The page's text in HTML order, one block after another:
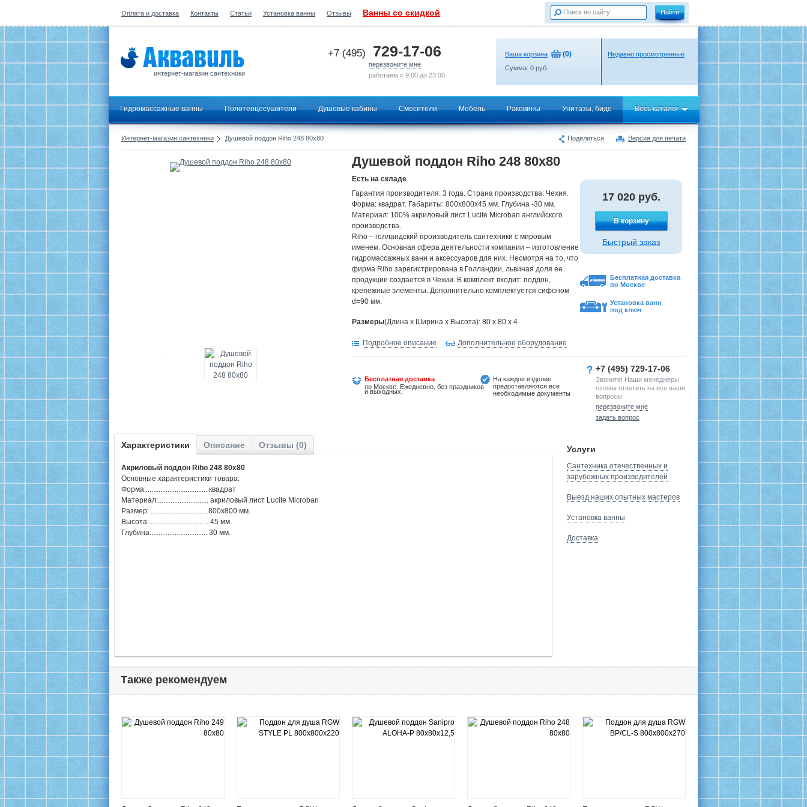
Оплата и доставка Контакты Статьи Установка ванны Отзывы Ванны со скидкой
интернет-магазин сантехники
+7 (495) 729-17-06
перезвоните мне
работаем с 9:00 до 23:00
Ваша корзина (0)
Сумма: 0 руб.
Недавно просмотренные
Гидромассажные ванны Полотенцесушители Душевые кабины Смесители Мебель Раковины Унитазы, биде Весь каталог
Поделиться Версия для печати
Интернет-магазин сантехники Душевой поддон Riho 248 80x80
Душевой поддон Riho 248 80x80
Есть на складе
Гарантия производителя: 3 года. Страна производства: Чехия.
Форма: квадрат. Габариты: 800х800х45 мм. Глубина -30 мм.
Материал: 100% акриловый лист Lucite Microban английского
производства.
Riho – голландский производитель сантехники с мировым
именем. Основная сфера деятельности компании – изготовление
гидромассажных ванн и аксессуаров для них. Несмотря на то, что
фирма Riho зарегистрирована в Голландии, львиная доля ее
продукции создается в Чехии. В комплект входит: поддон,
крепежные элементы. Дополнительно комплектуется сифоном
d=90 мм.
Размеры(Длина х Ширина х Высота): 80 x 80 x 4
17 020 руб.
В корзину
Быстрый заказ
Бесплатная доставка
по Москве
Установка ванн
под ключ
Подробное описание Дополнительное оборудование
Бесплатная доставка
по Москве. Ежедневно, без праздников
и выходных.
На каждое изделие
предоставляются все
необходимые документы
+7 (495) 729-17-06
Звоните! Наши менеджеры
готовы ответить на все ваши
вопросы
перезвоните мне
задать вопрос
Характеристики Описание Отзывы (0)
Акриловый поддон Riho 248 80x80
Основные характеристики товара:
Форма:.................................. квадрат
Материал:............................ акриловый лист Lucite Microban
Размер: ................................800х800 мм.
Высота:................................. 45 мм.
Глубина:............................... 30 мм.
Услуги
Сантехника отечественных и
зарубежных производителей
Выезд наших опытных мастеров
Установка ванны
Доставка
Также рекомендуем